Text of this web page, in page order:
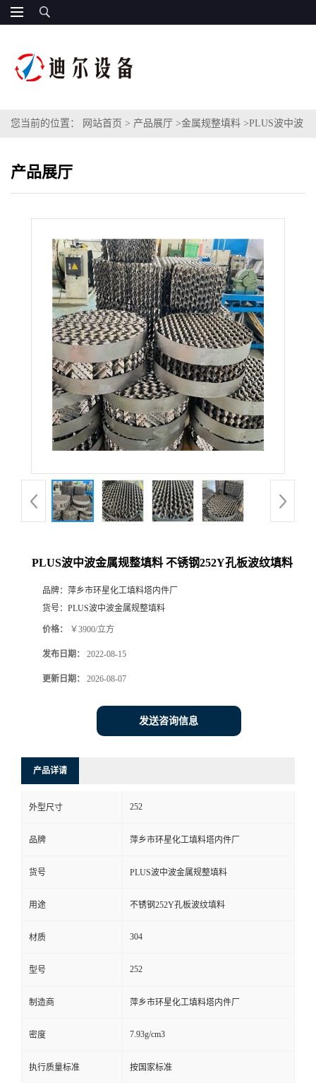
您当前的位置： 网站首页 > 产品展厅 >金属规整填料 >PLUS波中波
产品展厅
PLUS波中波金属规整填料 不锈钢252Y孔板波纹填料
品牌： 萍乡市环星化工填料塔内件厂
货号： PLUS波中波金属规整填料
价格： ￥3900/立方
发布日期： 2022-08-15
更新日期： 2026-08-07
发送咨询信息
产品详请
外型尺寸 252
品牌 萍乡市环星化工填料塔内件厂
货号 PLUS波中波金属规整填料
用途 不锈钢252Y孔板波纹填料
材质 304
型号 252
制造商 萍乡市环星化工填料塔内件厂
密度 7.93g/cm3
执行质量标准 按国家标准